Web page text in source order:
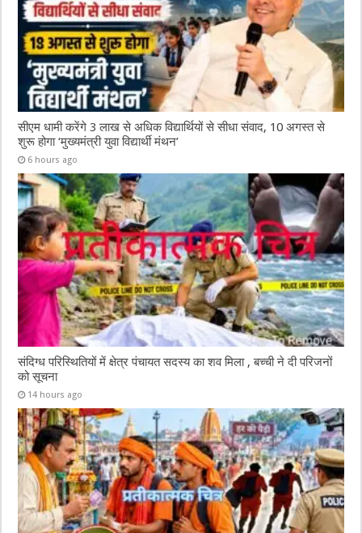
सीएम धामी करेंगे 3 लाख से अधिक विद्यार्थियों से सीधा संवाद, 10 अगस्त से
शुरू होगा ‘मुख्यमंत्री युवा विद्यार्थी मंथन’
6 hours ago
संदिग्ध परिस्थितियों में क्षेत्र पंचायत सदस्य का शव मिला , बच्ची ने दी परिजनों
को सूचना
14 hours ago